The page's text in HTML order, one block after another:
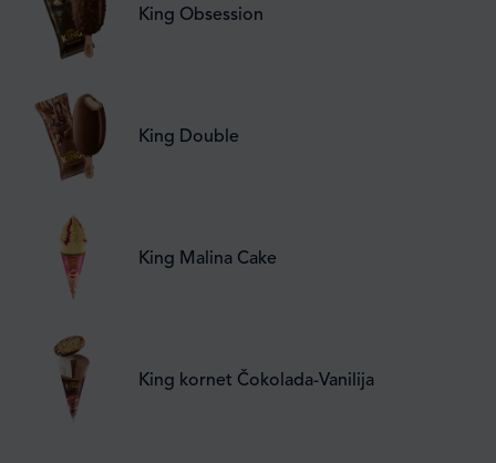
King Obsession
King Double
King Malina Cake
King kornet Čokolada-Vanilija